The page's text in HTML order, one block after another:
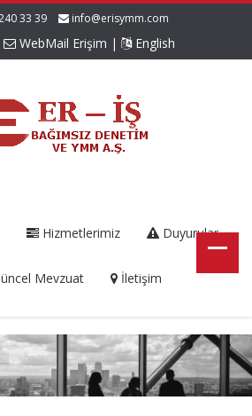
33 39 info@erisymm.com
WebMail Erişim | English
Hizmetlerimiz Duyurular
Mevzuat İletişim